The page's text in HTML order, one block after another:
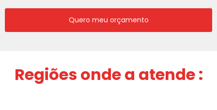
Quero meu orçamento
Regiões onde a atende :